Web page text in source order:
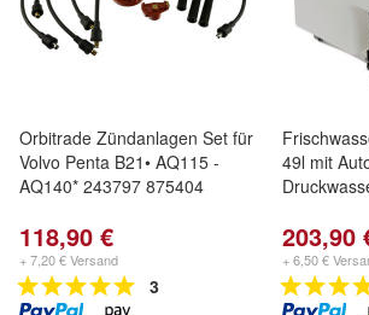
Orbitrade Zündanlagen Set für
Volvo Penta B21• AQ115 -
AQ140* 243797 875404
118,90 €
+ 7,20 € Versand
3
49l mit
203,90
+ 6,50 €